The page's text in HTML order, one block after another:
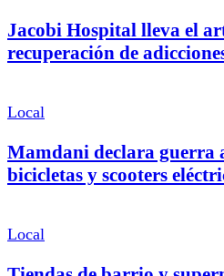
Jacobi Hospital lleva el
recuperación de
Local
Mamdani declara guerra
bicicletas y scooters
Local